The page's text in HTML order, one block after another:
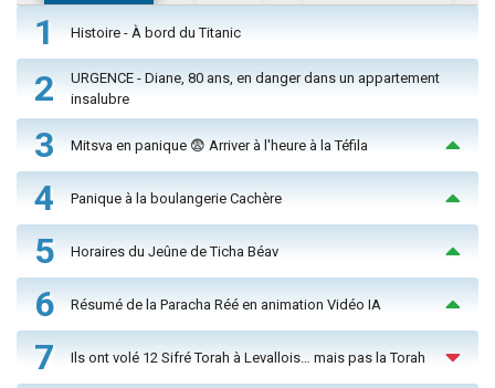
1 Histoire - À bord du Titanic
2
URGENCE - Diane, 80 ans, en danger dans un appartement
insalubre
3 Mitsva en panique 😨 Arriver à l'heure à la Téfila
4 Panique à la boulangerie Cachère
5 Horaires du Jeûne de Ticha Béav
6 Résumé de la Paracha Réé en animation Vidéo IA
7 Ils ont volé 12 Sifré Torah à Levallois… mais pas la Torah